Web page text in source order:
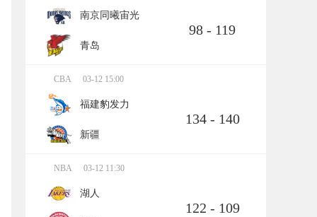
南京同曦宙光
青岛
98 - 119
CBA 03-12 15:00
福建豹发力
新疆
134 - 140
NBA 03-12 11:30
湖人
122 - 109